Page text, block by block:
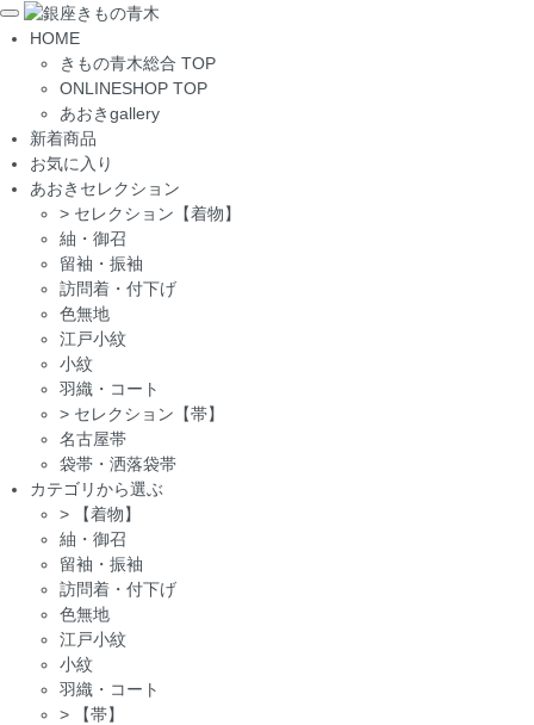
Toggle
navigation
HOME
きもの青木総合 TOP
ONLINESHOP TOP
あおきgallery
新着商品
お気に入り
あおきセレクション
> セレクション【着物】
紬・御召
留袖・振袖
訪問着・付下げ
色無地
江戸小紋
小紋
羽織・コート
> セレクション【帯】
名古屋帯
袋帯・洒落袋帯
カテゴリから選ぶ
>
【着物】
紬・御召
留袖・振袖
訪問着・付下げ
色無地
江戸小紋
小紋
羽織・コート
>
【帯】